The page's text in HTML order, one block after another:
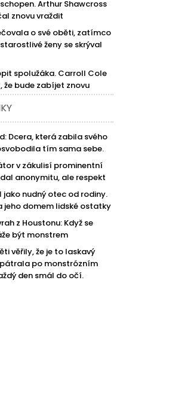
Arthur Shawcross
znovu vraždit
o své oběti, zatímco
ženy se skrýval
spolužáka. Carroll Cole
že bude zabíjet znovu
Dcera, která zabila svého
tím sama sebe.
v zákulisí prominentní
anonymitu, ale respekt
nudný otec od rodiny.
jeho domem lidské ostatky
z Houstonu: Když se
být monstrem
věřily, že je to laskavý
po monstrózním
den smál do očí.